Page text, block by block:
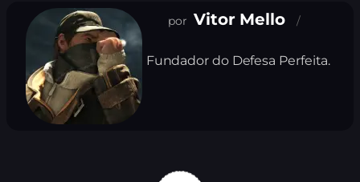
Vitor Mello
Fundador do Defesa Perfeita.